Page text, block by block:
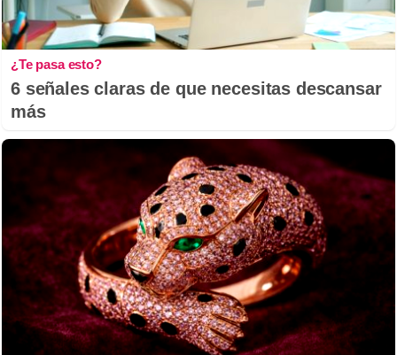
¿Te pasa esto?
6 señales claras de que necesitas descansar
más